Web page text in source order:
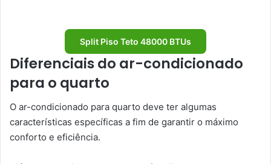
Split Piso Teto 48000 BTUs
Diferenciais do ar-condicionado
para o quarto
O ar-condicionado para quarto deve ter algumas
características específicas a fim de garantir o máximo
conforto e eficiência.